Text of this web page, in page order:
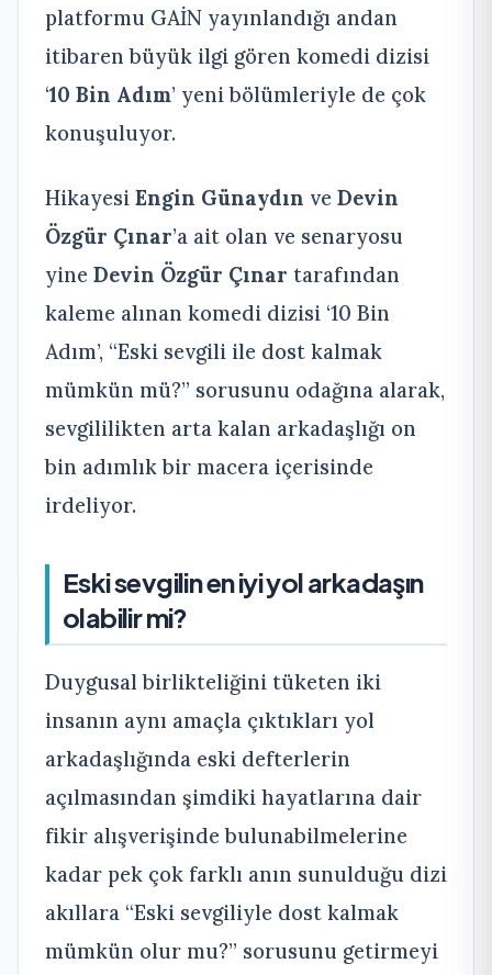
platformu GAİN yayınlandığı andan
itibaren büyük ilgi gören komedi dizisi
‘10 Bin Adım’ yeni bölümleriyle de çok
konuşuluyor.
Hikayesi Engin Günaydın ve Devin
Özgür Çınar’a ait olan ve senaryosu
yine Devin Özgür Çınar tarafından
kaleme alınan komedi dizisi ‘10 Bin
Adım’, “Eski sevgili ile dost kalmak
mümkün mü?” sorusunu odağına alarak,
sevgililikten arta kalan arkadaşlığı on
bin adımlık bir macera içerisinde
irdeliyor.
Eski sevgilin en iyi yol arkadaşın
olabilir mi?
Duygusal birlikteliğini tüketen iki
insanın aynı amaçla çıktıkları yol
arkadaşlığında eski defterlerin
açılmasından şimdiki hayatlarına dair
fikir alışverişinde bulunabilmelerine
kadar pek çok farklı anın sunulduğu dizi
akıllara “Eski sevgiliyle dost kalmak
mümkün olur mu?” sorusunu getirmeyi